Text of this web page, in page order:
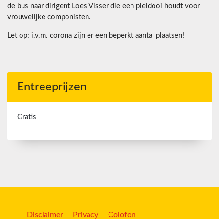
de bus naar dirigent Loes Visser die een pleidooi houdt voor
vrouwelijke componisten.
Let op: i.v.m. corona zijn er een beperkt aantal plaatsen!
Entreeprijzen
Gratis
Disclaimer Privacy Colofon